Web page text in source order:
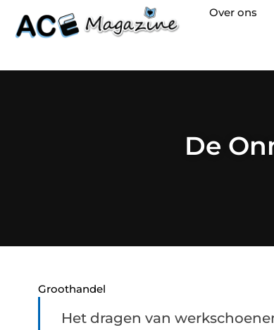
Over ons
De
Groothandel
Het dragen van